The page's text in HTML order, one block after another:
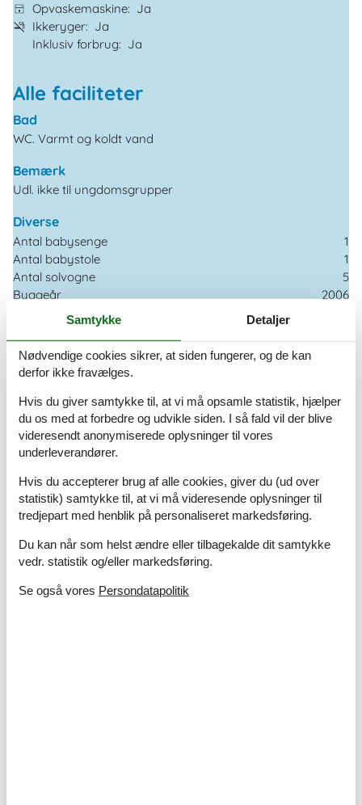
Opvaskemaskine
Ja
Ikkeryger
Ja
Inklusiv forbrug
Ja
Alle faciliteter
Bad
WC. Varmt og koldt vand
Bemærk
Udl. ikke til ungdomsgrupper
Diverse
Antal babysenge
1
Antal babystole
1
Antal solvogne
5
Byggeår
2006
Forbrugsomkostninger inkl.
Gratis brænde
Kæledyr Nej
Renoveret
2014
Støvsuger
Vaskemaskine
1 DVD
Hårtørrer
Internet (trådløst)
Strygejern
Afs. til nærmeste vand/badning
Samtykke Detaljer
Nødvendige cookies sikrer, at siden fungerer, og de kan
derfor ikke fravælges.
Hvis du giver samtykke til, at vi må opsamle statistik, hjælper
du os med at forbedre og udvikle siden. I så fald vil der blive
videresendt anonymiserede oplysninger til vores
underleverandører.
Hvis du accepterer brug af alle cookies, giver du (ud over
statistik) samtykke til, at vi må videresende oplysninger til
tredjepart med henblik på personaliseret markedsføring.
Du kan når som helst ændre eller tilbagekalde dit samtykke
vedr. statistik og/eller markedsføring.
Se også vores Persondatapolitik